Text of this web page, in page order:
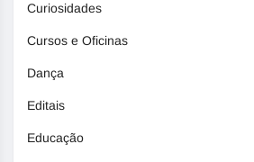
Curiosidades
Cursos e Oficinas
Dança
Editais
Educação